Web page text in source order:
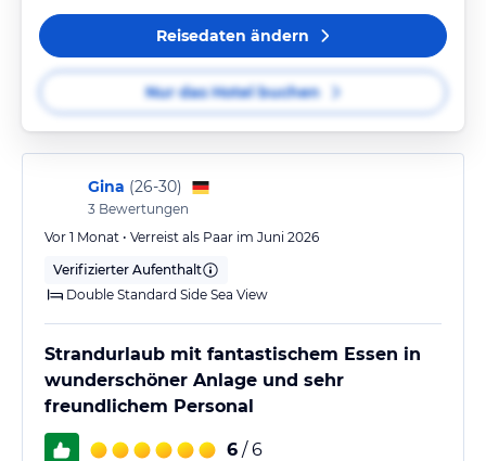
Reisedaten ändern
Nur das Hotel buchen
Gina (26-30)
3 Bewertungen
Vor 1 Monat • Verreist als Paar im Juni 2026
Verifizierter Aufenthalt
Double Standard Side Sea View
Strandurlaub mit fantastischem Essen in
wunderschöner Anlage und sehr
freundlichem Personal
6 / 6